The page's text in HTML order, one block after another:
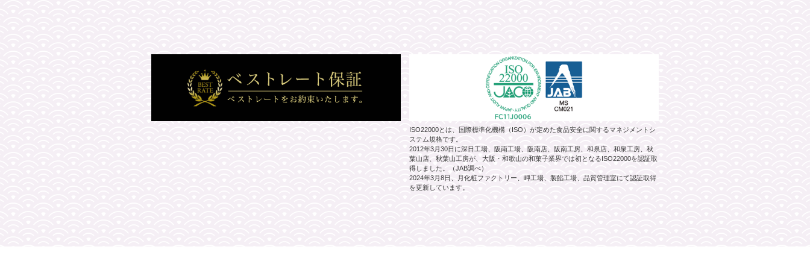
ISO22000とは、国際標準化機構（ISO）が定めた食品安全に関するマネジメントシ
ステム規格です。
2012年3月30日に深日工場、阪南工場、阪南店、阪南工房、和泉店、和泉工房、秋
葉山店、秋葉山工房が、大阪・和歌山の和菓子業界では初となるISO22000を認証取
得しました。（JAB調べ）
2024年3月8日、月化粧ファクトリー、岬工場、製餡工場、品質管理室にて認証取得
を更新しています。